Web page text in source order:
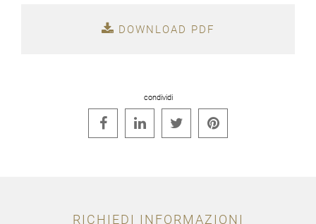
DOWNLOAD PDF
condividi
   
RICHIEDI INFORMAZIONI